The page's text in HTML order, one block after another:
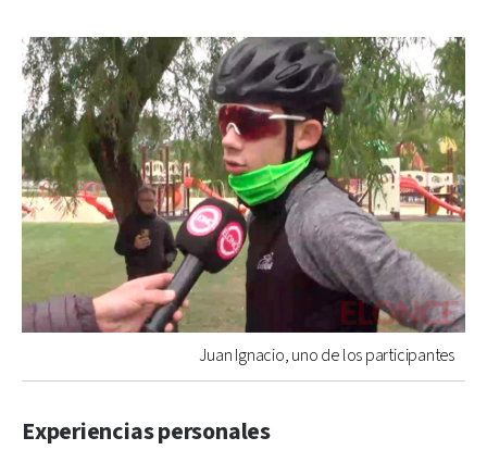
Juan Ignacio, uno de los participantes
Experiencias personales